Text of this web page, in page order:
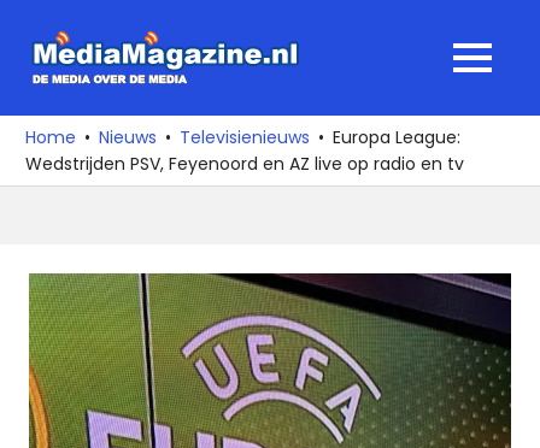
naar
media
over
de
MENU
Home Nieuws Televisienieuws
Europa League:
Wedstrijden PSV, Feyenoord en AZ live op radio en tv